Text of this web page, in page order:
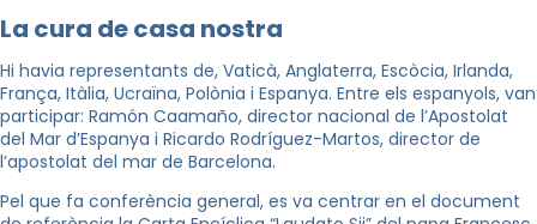
La cura de casa nostra
Hi havia representants de, Vaticà, Anglaterra, Escòcia, Irlanda,
França, Itàlia, Ucraïna, Polònia i Espanya. Entre els espanyols, van
participar: Ramón Caamaño, director nacional de l’Apostolat
del Mar d’Espanya i Ricardo Rodríguez-Martos, director de
l’apostolat del mar de Barcelona.
Pel que fa conferència general, es va centrar en el document